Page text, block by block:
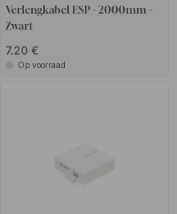
Verlengkabel ESP - 2000mm -
Zwart
7.20 €
Op voorraad